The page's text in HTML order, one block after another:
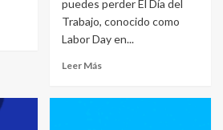
puedes perder El Día del
Trabajo, conocido como
Labor Day en...
Leer Más